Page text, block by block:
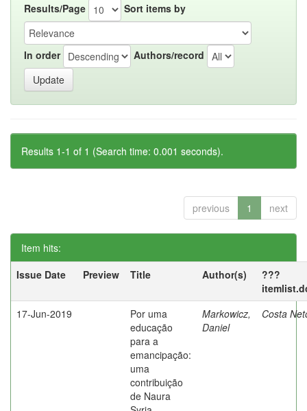
Results/Page Sort items by
In order Authors/record
Results 1-1 of 1 (Search time: 0.001 seconds).
previous 1 next
Item hits:
Issue Date
Preview Title Author(s)
???
17-Jun-2019
Por uma
educação
para a
emancipação:
uma
contribuição
de Naura
Markowicz,
Daniel
Costa